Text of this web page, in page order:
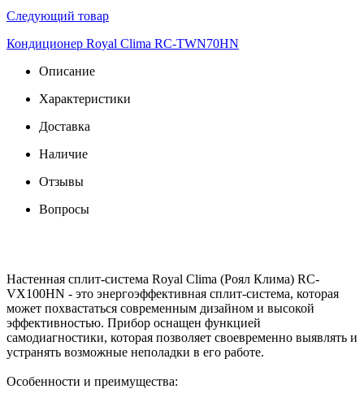
Следующий товар
Кондиционер Royal Clima RC-TWN70HN
Описание
Характеристики
Доставка
Наличие
Отзывы
Вопросы
Настенная сплит-система Royal Clima (Роял Клима) RC-
VX100HN - это энергоэффективная сплит-система, которая
может похвастаться современным дизайном и высокой
эффективностью. Прибор оснащен функцией
самодиагностики, которая позволяет своевременно выявлять и
устранять возможные неполадки в его работе.
Особенности и преимущества: